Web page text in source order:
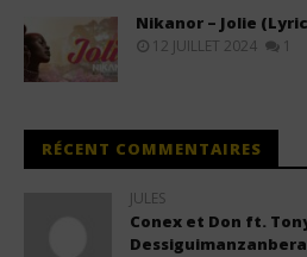
Nikanor – Jolie
12 JUILLET 2024 1
RÉCENT COMMENTAIRES
JULES
Conex et Don ft.